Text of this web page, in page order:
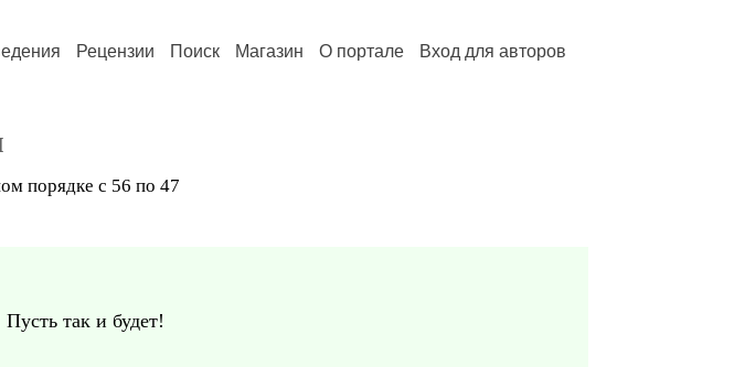
Рецензии Поиск Магазин О портале Вход для авторов
порядке с 56 по 47
так и будет!